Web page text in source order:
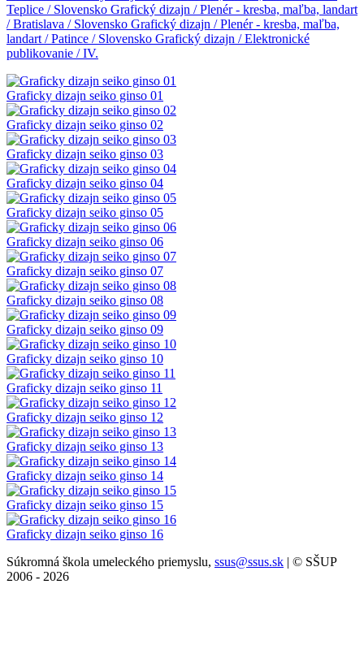
Teplice / Slovensko Grafický dizajn / Plenér - kresba, maľba, landart
/ Bratislava / Slovensko Grafický dizajn / Plenér - kresba, maľba,
landart / Patince / Slovensko Grafický dizajn / Elektronické
publikovanie / IV.
Graficky dizajn seiko ginso 01
Graficky dizajn seiko ginso 02
Graficky dizajn seiko ginso 03
Graficky dizajn seiko ginso 04
Graficky dizajn seiko ginso 05
Graficky dizajn seiko ginso 06
Graficky dizajn seiko ginso 07
Graficky dizajn seiko ginso 08
Graficky dizajn seiko ginso 09
Graficky dizajn seiko ginso 10
Graficky dizajn seiko ginso 11
Graficky dizajn seiko ginso 12
Graficky dizajn seiko ginso 13
Graficky dizajn seiko ginso 14
Graficky dizajn seiko ginso 15
Graficky dizajn seiko ginso 16
Súkromná škola umeleckého priemyslu, ssus@ssus.sk | © SŠUP
2006 - 2026